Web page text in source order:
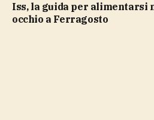
Iss, la guida per alimentarsi nei giorni più caldi,
occhio a Ferragosto